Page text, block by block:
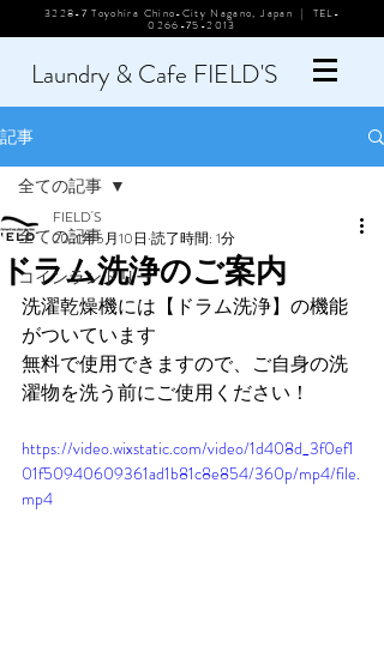
3228-7 Toyohira Chino-City Nagano, Japan | TEL-
0266-75-2013
Laundry& Cafe FIELD'S
記事
全ての記事
コインランドリー
全ての記事
ドラム洗浄のご案内
FIELD'S
2021年5月10日 読了時間: 1分
洗濯乾燥機には【ドラム洗浄】の機能
がついています
無料で使用できますので、ご自身の洗
濯物を洗う前にご使用ください！
https://video.wixstatic.com/video/1d408d_3f0ef1
01f50940609361ad1b81c8e854/360p/mp4/file.
mp4